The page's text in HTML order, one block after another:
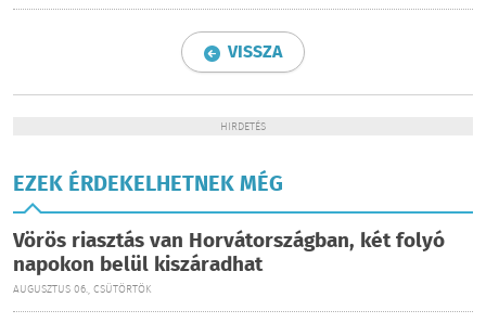
VISSZA
HIRDETÉS
EZEK ÉRDEKELHETNEK MÉG
Vörös riasztás van Horvátországban, két folyó
napokon belül kiszáradhat
AUGUSZTUS 06., CSÜTÖRTÖK